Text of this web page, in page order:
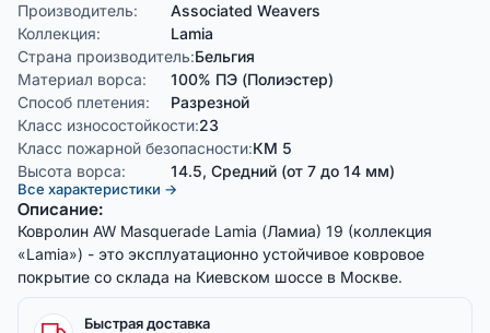
Производитель:
Associated Weavers
Коллекция:
Lamia
Страна производитель:Бельгия
Материал ворса:
100% ПЭ (Полиэстер)
Способ плетения:
Разрезной
Класс износостойкости:23
Класс пожарной безопасности:КМ 5
Высота ворса:
14.5, Средний (от 7 до 14 мм)
Все характеристики →
Описание:
Ковролин AW Masquerade Lamia (Ламиа) 19 (коллекция
«Lamia») - это эксплуатационно устойчивое ковровое
покрытие со склада на Киевском шоссе в Москве.
Быстрая доставка